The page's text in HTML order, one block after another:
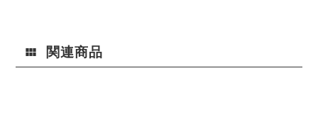
関連商品